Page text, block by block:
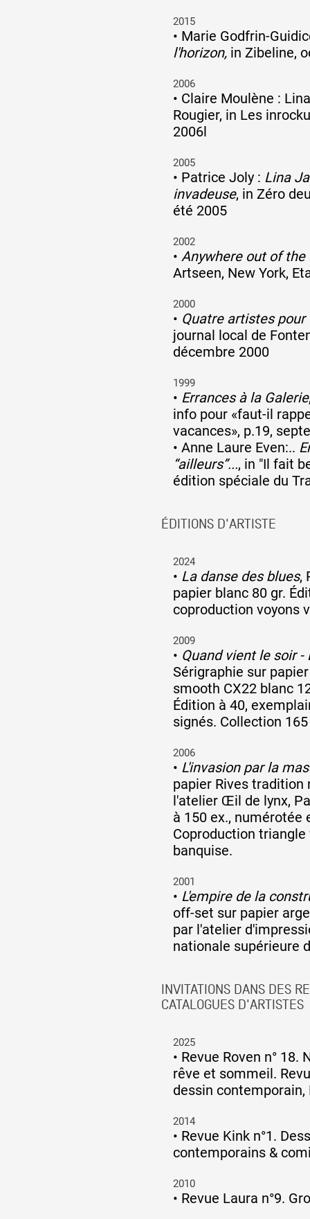
2015
• Marie Godfrin-
l'horizon, in Zibeline,
2006
• Claire Moulène :
Rougier, in Les
2006l
2005
• Patrice Joly : Lina
invadeuse, in Zéro
été 2005
2002
• Anywhere out of the
Artseen, New York,
2000
• Quatre artistes pour
journal local de
décembre 2000
1999
• Errances à la Galerie
info pour «faut-il
vacances», p.19,
• Anne Laure Even:..
“ailleurs”..., in "Il fait
édition spéciale du
ÉDITIONS D'ARTISTE
2024
• La danse des blues,
papier blanc 80 gr.
coproduction voyons
2009
• Quand vient le soir -
Sérigraphie sur
smooth CX22 blanc
Édition à 40,
signés. Collection 165
2006
• L'invasion par la
papier Rives tradition
l'atelier Œil de lynx,
à 150 ex., numérotée
Coproduction
banquise.
2001
• L'empire de la
off-set sur papier
par l'atelier
nationale supérieure
INVITATIONS DANS DES
CATALOGUES D'ARTISTES
2025
• Revue Roven n° 18.
rêve et sommeil.
dessin contemporain,
2014
• Revue Kink n°1.
contemporains &
2010
• Revue Laura n°9.